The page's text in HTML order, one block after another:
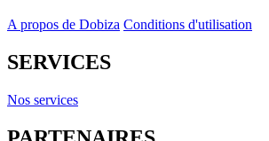
A propos de Dobiza Conditions d'utilisation
SERVICES
Nos services